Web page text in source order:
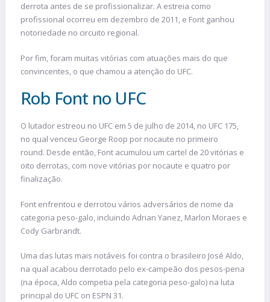
derrota antes de se profissionalizar. A estreia como
profissional ocorreu em dezembro de 2011, e Font ganhou
notoriedade no circuito regional.
Por fim, foram muitas vitórias com atuações mais do que
convincentes, o que chamou a atenção do UFC.
Rob Font no UFC
O lutador estreou no UFC em 5 de julho de 2014, no UFC 175,
no qual venceu George Roop por nocaute no primeiro
round. Desde então, Font acumulou um cartel de 20 vitórias e
oito derrotas, com nove vitórias por nocaute e quatro por
finalização​.
Font enfrentou e derrotou vários adversários de nome da
categoria peso-galo, incluindo Adrian Yanez, Marlon Moraes e
Cody Garbrandt.
Uma das lutas mais notáveis foi contra o brasileiro José Aldo,
na qual acabou derrotado pelo ex-campeão dos pesos-pena
(na época, Aldo competia pela categoria peso-galo) na luta
principal do UFC on ESPN 31.